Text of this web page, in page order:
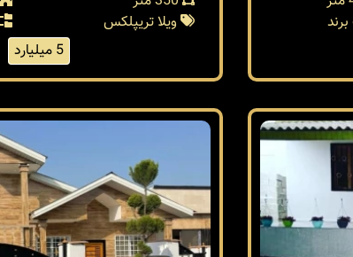
ویلا تریپلکس
5 میلیارد